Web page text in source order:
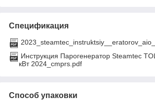
Спецификация
Инструкция Парогенератор Steamtec
кВт 2024_cmprs.pdf
Способ упаковки